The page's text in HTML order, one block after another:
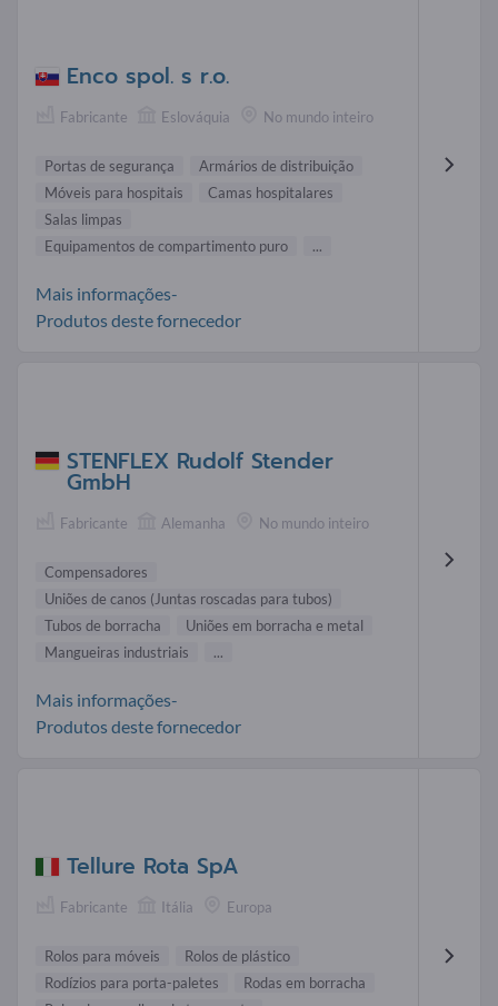
Enco spol. s r.o.
Fabricante Eslováquia No mundo inteiro
Portas de segurança
Armários de distribuição
Móveis para hospitais
Camas hospitalares
Salas limpas
Equipamentos de compartimento puro
...
Mais informações-
Produtos deste fornecedor
STENFLEX Rudolf Stender
GmbH
Fabricante Alemanha No mundo inteiro
Compensadores
Uniões de canos (Juntas roscadas para tubos)
Tubos de borracha
Uniões em borracha e metal
Mangueiras industriais
...
Mais informações-
Produtos deste fornecedor
Tellure Rota SpA
Fabricante Itália Europa
Rolos para móveis
Rolos de plástico
Rodízios para porta-paletes
Rodas em borracha